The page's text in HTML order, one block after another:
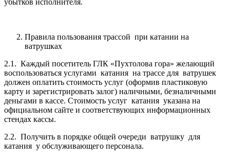
Правила пользования трассой при катании на
ватрушках
2.1. Каждый посетитель ГЛК «Пухтолова гора» желающий
воспользоваться услугами катания на трассе для ватрушек
должен оплатить стоимость услуг (оформив пластиковую
карту и зарегистрировать залог) наличными, безналичными
деньгами в кассе. Стоимость услуг катания указана на
официальном сайте и соответствующих информационных
стендах кассы.
2.2. Получить в порядке общей очереди ватрушку для
катания у обслуживающего персонала.